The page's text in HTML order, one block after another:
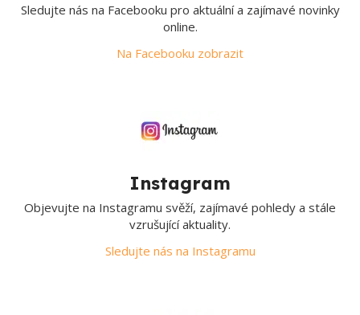
Sledujte nás na Facebooku pro aktuální a zajímavé novinky
online.
Na Facebooku zobrazit
Instagram
Objevujte na Instagramu svěží, zajímavé pohledy a stále
vzrušující aktuality.
Sledujte nás na Instagramu